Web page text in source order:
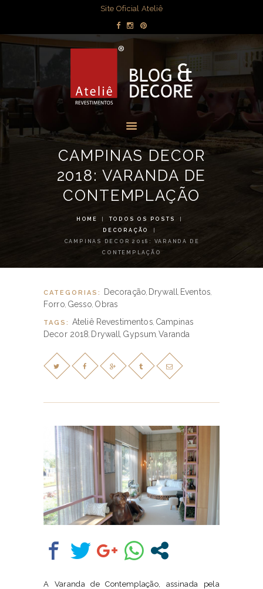
Site Oficial Ateliê
CAMPINAS DECOR
2018: VARANDA DE
CONTEMPLAÇÃO
HOME
TODOS OS POSTS
DECORAÇÃO
CAMPINAS DECOR 2018: VARANDA DE
CONTEMPLAÇÃO
BLOG & DECORE - ATELIÊ
REVESTIMENTOS
Blog com dicas de decorações e interiores.
DECORAÇÃO
DICAS POR
AMBIENTE
MÍDIA
EVENTOS
LOJAS
CONTATO
CATEGORIAS: Decoração, Drywall, Eventos,
Forro, Gesso, Obras
TAGS: Ateliê Revestimentos, Campinas
Decor 2018, Drywall, Gypsum, Varanda
A Varanda de Contemplação, assinada pela